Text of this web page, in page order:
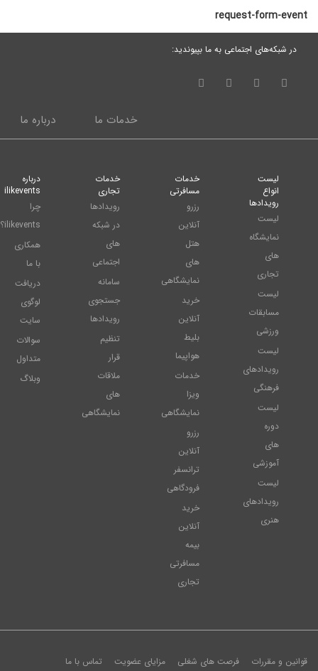
request-form-event
در شبکه‌های اجتماعی به ما بپیوندید:
درباره ما خدمات ما
درباره
ilikevents
چرا
ilikevents؟
همکاری
با ما
دریافت
لوگوی
سایت
سوالات
متداول
وبلاگ
خدمات
تجاری
رویدادها
در شبکه
های
اجتماعی
سامانه
جستجوی
رویدادها
تنظیم
قرار
ملاقات
های
نمایشگاهی
خدمات
مسافرتی
رزرو
آنلاین
هتل
های
نمایشگاهی
خرید
آنلاین
بلیط
هواپیما
خدمات
ویزا
نمایشگاهی
رزرو
آنلاین
ترانسفر
فرودگاهی
خرید
آنلاین
بیمه
مسافرتی
تجاری
لیست
انواع
رویدادها
لیست
نمایشگاه
های
تجاری
لیست
مسابقات
ورزشی
لیست
رویدادهای
فرهنگی
لیست
دوره
های
آموزشی
لیست
رویدادهای
هنری
قوانین و مقررات فرصت های شغلی مزایای عضویت تماس با ما